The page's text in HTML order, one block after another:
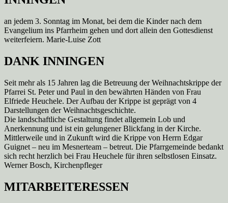
an jedem 3. Sonntag im Monat, bei dem die Kinder nach dem
Evangelium ins Pfarrheim gehen und dort allein den Gottesdienst
weiterfeiern. Marie-Luise Zott
DANK INNINGEN
Seit mehr als 15 Jahren lag die Betreuung der Weihnachtskrippe der
Pfarrei St. Peter und Paul in den bewährten Händen von Frau
Elfriede Heuchele. Der Aufbau der Krippe ist geprägt von 4
Darstellungen der Weihnachtsgeschichte.
Die landschaftliche Gestaltung findet allgemein Lob und
Anerkennung und ist ein gelungener Blickfang in der Kirche.
Mittlerweile und in Zukunft wird die Krippe von Herrn Edgar
Guignet – neu im Mesnerteam – betreut. Die Pfarrgemeinde bedankt
sich recht herzlich bei Frau Heuchele für ihren selbstlosen Einsatz.
Werner Bosch, Kirchenpfleger
MITARBEITERESSEN